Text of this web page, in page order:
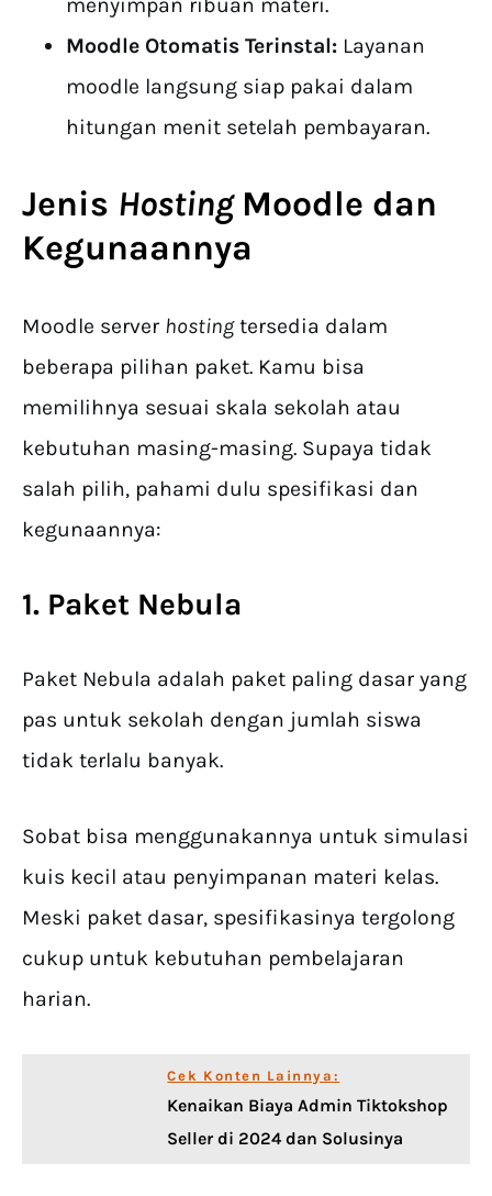
Moodle Otomatis Terinstal: Layanan
moodle langsung siap pakai dalam
hitungan menit setelah pembayaran.
Jenis Hosting Moodle dan
Kegunaannya
Moodle server hostingtersedia dalam
beberapa pilihan paket. Kamu bisa
memilihnya sesuai skala sekolah atau
kebutuhan masing-masing. Supaya tidak
salah pilih, pahami dulu spesifikasi dan
kegunaannya:
1. Paket Nebula
Paket Nebula adalah paket paling dasar yang
pas untuk sekolah dengan jumlah siswa
tidak terlalu banyak.
Sobat bisa menggunakannya untuk simulasi
kuis kecil atau penyimpanan materi kelas.
Meski paket dasar, spesifikasinya tergolong
cukup untuk kebutuhan pembelajaran
harian.
Cek Konten Lainnya:
Kenaikan Biaya Admin Tiktokshop
Seller di 2024 dan Solusinya